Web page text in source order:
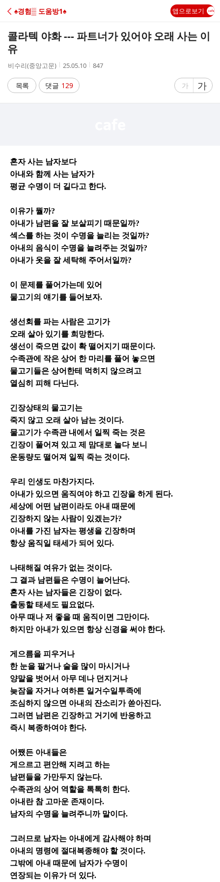
C
A
♠경험▒ 도움방1♠ 앱으로보기
콜라텍 야화 --- 파트너가 있어야 오래 사는 이
유
작
자
비수리(중앙고문)
작
시
간
25.05.10
조
847
목록 댓글 129
글
가
글
자
가
혼자 사는 남자보다
아내와 함께 사는 남자가
평균 수명이 더 길다고 한다.
이유가 뭘까?
아내가 남편을 잘 보살피기 때문일까?
섹스를 하는 것이 수명을 늘리는 것일까?
아내의 음식이 수명을 늘려주는 것일까?
아내가 옷을 잘 세탁해 주어서일까?
이 문제를 풀어가는데 있어
물고기의 얘기를 들어보자.
생선회를 파는 사람은 고기가
오래 살아 있기를 희망한다.
생선이 죽으면 값이 확 떨어지기 때문이다.
수족관에 작은 상어 한 마리를 풀어 놓으면
물고기들은 상어한테 먹히지 않으려고
열심히 피해 다닌다.
긴장상태의 물고기는
죽지 않고 오래 살아 남는 것이다.
물고기가 수족관 내에서 일찍 죽는 것은
긴장이 풀어져 있고 제 맘대로 놀다 보니
운동량도 떨어져 일찍 죽는 것이다.
우리 인생도 마찬가지다.
아내가 있으면 움직여야 하고 긴장을 하게 된다.
세상에 어떤 남편이라도 아내 때문에
긴장하지 않는 사람이 있겠는가?
아내를 가진 남자는 평생을 긴장하며
항상 움직일 태세가 되어 있다.
나태해질 여유가 없는 것이다.
그 결과 남편들은 수명이 늘어난다.
혼자 사는 남자들은 긴장이 없다.
출동할 태세도 필요없다.
아무 때나 저 좋을 때 움직이면 그만이다.
하지만 아내가 있으면 항상 신경을 써야 한다.
게으름을 피우거나
한 눈을 팔거나 술을 많이 마시거나
양말을 벗어서 아무 데나 던지거나
늦잠을 자거나 여하튼 일거수일투족에
조심하지 않으면 아내의 잔소리가 쏟아진다.
그러면 남편은 긴장하고 거기에 반응하고
즉시 복종하여야 한다.
어쨌든 아내들은
게으르고 편안해 지려고 하는
남편들을 가만두지 않는다.
수족관의 상어 역할을 톡톡히 한다.
아내란 참 고마운 존재이다.
남자의 수명을 늘려주니까 말이다.
그러므로 남자는 아내에게 감사해야 하며
아내의 명령에 절대복종해야 할 것이다.
그밖에 아내 때문에 남자가 수명이
연장되는 이유가 더 있다.